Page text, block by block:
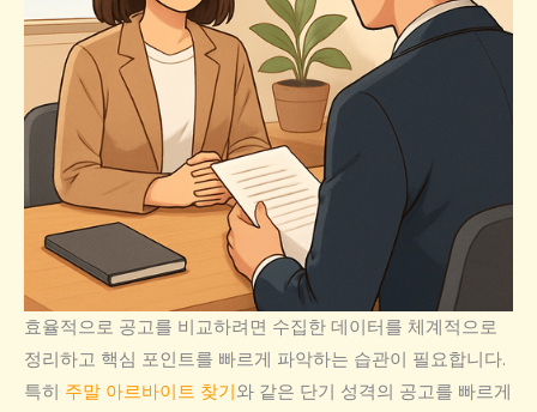
효율적으로 공고를 비교하려면 수집한 데이터를 체계적으로
정리하고 핵심 포인트를 빠르게 파악하는 습관이 필요합니다.
특히 주말 아르바이트 찾기와 같은 단기 성격의 공고를 빠르게